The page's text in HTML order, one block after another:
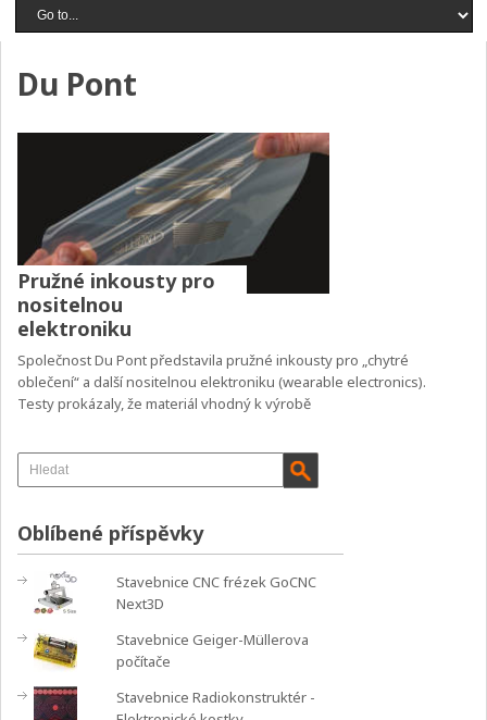
Du Pont
Pružné inkousty pro
nositelnou
elektroniku
Společnost Du Pont představila pružné inkousty pro „chytré
oblečení“ a další nositelnou elektroniku (wearable electronics).
Testy prokázaly, že materiál vhodný k výrobě
Oblíbené příspěvky
Stavebnice CNC frézek GoCNC
Next3D
Stavebnice Geiger-Müllerova
počítače
Stavebnice Radiokonstruktér -